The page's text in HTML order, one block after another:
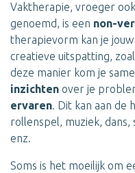
Vaktherapie, vroeger
genoemd, is een non-
therapievorm kan je
creatieve uitspatting,
deze manier kom je
inzichten over je
ervaren. Dit kan aan de
rollenspel, muziek,
enz.
Soms is het moeilijk om